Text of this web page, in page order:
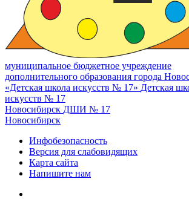
муниципальное бюджетное учреждение
дополнительного образования города
«Детская школа искусств № 17» Детская
искусств № 17
Новосибирск ДШИ № 17
Новосибирск
Инфобезопасность
Версия для слабовидящих
Карта сайта
Напишите нам